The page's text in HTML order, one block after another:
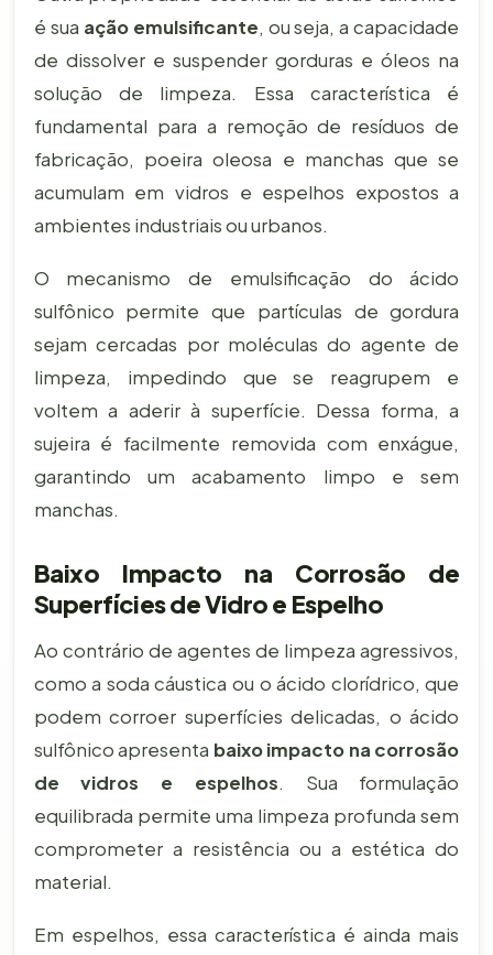
é sua ação emulsificante, ou seja, a capacidade
de dissolver e suspender gorduras e óleos na
solução de limpeza. Essa característica é
fundamental para a remoção de resíduos de
fabricação, poeira oleosa e manchas que se
acumulam em vidros e espelhos expostos a
ambientes industriais ou urbanos.
O mecanismo de emulsificação do ácido
sulfônico permite que partículas de gordura
sejam cercadas por moléculas do agente de
limpeza, impedindo que se reagrupem e
voltem a aderir à superfície. Dessa forma, a
sujeira é facilmente removida com enxágue,
garantindo um acabamento limpo e sem
manchas.
Baixo Impacto na Corrosão de
Superfícies de Vidro e Espelho
Ao contrário de agentes de limpeza agressivos,
como a soda cáustica ou o ácido clorídrico, que
podem corroer superfícies delicadas, o ácido
sulfônico apresenta baixo impacto na corrosão
de vidros e espelhos. Sua formulação
equilibrada permite uma limpeza profunda sem
comprometer a resistência ou a estética do
material.
Em espelhos, essa característica é ainda mais